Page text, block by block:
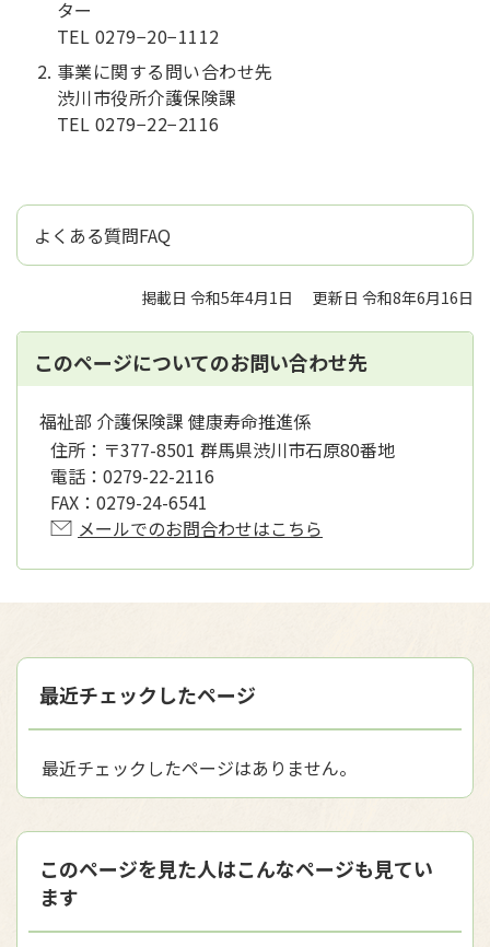
ター
TEL 0279−20−1112
事業に関する問い合わせ先
渋川市役所介護保険課
TEL 0279−22−2116
よくある質問FAQ
掲載日 令和5年4月1日 更新日 令和8年6月16日
このページについてのお問い合わせ先
福祉部 介護保険課 健康寿命推進係
住所： 〒377-8501 群馬県渋川市石原80番地
電話： 0279-22-2116
FAX： 0279-24-6541
メールでのお問合わせはこちら
最近チェックしたページ
最近チェックしたページはありません。
このページを見た人はこんなページも見てい
ます